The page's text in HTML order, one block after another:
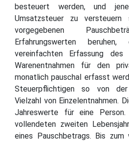
besteuert werden, und
Umsatzsteuer zu
vorgegebenen
Erfahrungswerten
vereinfachten Erfassung des
Warenentnahmen für den
monatlich pauschal erfasst
Steuerpflichtigen so von
Vielzahl von Einzelentnahmen.
Jahreswerte für eine
vollendeten zweiten
eines Pauschbetrags. Bis